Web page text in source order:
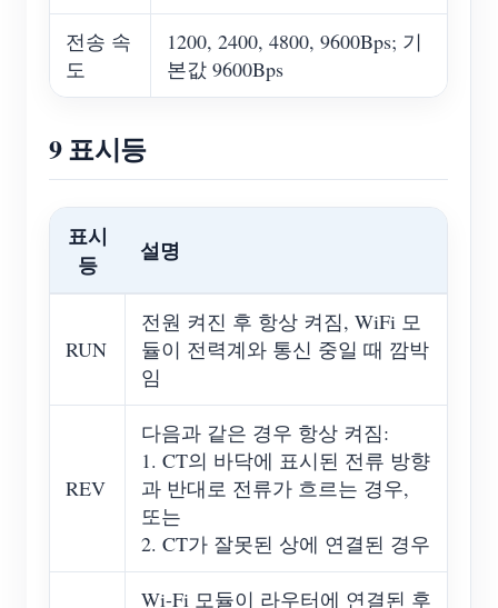
전송 속
도
1200, 2400, 4800, 9600Bps; 기
본값 9600Bps
9 표시등
표시
등
설명
RUN
전원 켜진 후 항상 켜짐, WiFi 모
듈이 전력계와 통신 중일 때 깜박
임
REV
다음과 같은 경우 항상 켜짐:
1. CT의 바닥에 표시된 전류 방향
과 반대로 전류가 흐르는 경우,
또는
2. CT가 잘못된 상에 연결된 경우
Wi-Fi 모듈이 라우터에 연결된 후